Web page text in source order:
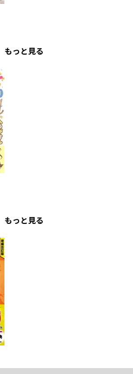
もっと見る
もっと見る